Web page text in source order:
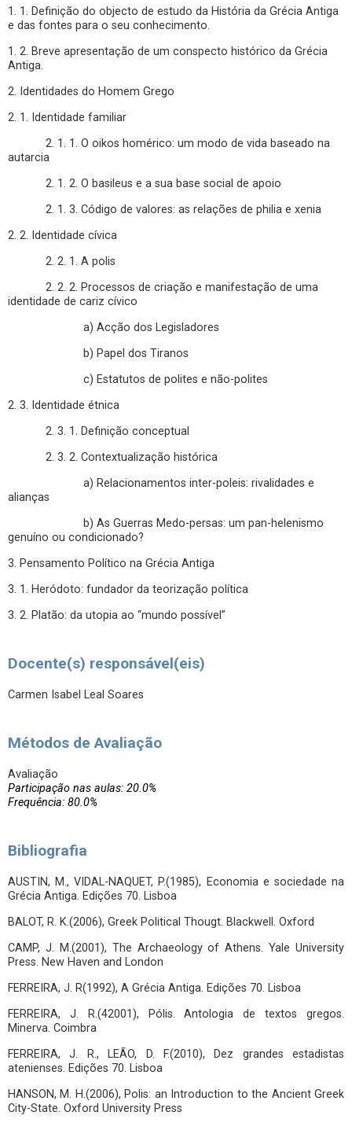
1. 1. Definição do objecto de estudo da História da Grécia Antiga
e das fontes para o seu conhecimento.
1. 2. Breve apresentação de um conspecto histórico da Grécia
Antiga.
2. Identidades do Homem Grego
2. 1. Identidade familiar
2. 1. 1. O oikos homérico: um modo de vida baseado na
autarcia
2. 1. 2. O basileus e a sua base social de apoio
2. 1. 3. Código de valores: as relações de philia e xenia
2. 2. Identidade cívica
2. 2. 1. A polis
2. 2. 2. Processos de criação e manifestação de uma
identidade de cariz cívico
a) Acção dos Legisladores
b) Papel dos Tiranos
c) Estatutos de polites e não-polites
2. 3. Identidade étnica
2. 3. 1. Definição conceptual
2. 3. 2. Contextualização histórica
a) Relacionamentos inter-poleis: rivalidades e
alianças
b) As Guerras Medo-persas: um pan-helenismo
genuíno ou condicionado?
3. Pensamento Político na Grécia Antiga
3. 1. Heródoto: fundador da teorização política
3. 2. Platão: da utopia ao “mundo possível”
Docente(s) responsável(eis)
Carmen Isabel Leal Soares
Métodos de Avaliação
Avaliação
Participação nas aulas: 20.0%
Frequência: 80.0%
Bibliografia
AUSTIN, M., VIDAL-NAQUET, P.(1985), Economia e sociedade na
Grécia Antiga. Edições 70. Lisboa
BALOT, R. K.(2006), Greek Political Thougt. Blackwell. Oxford
CAMP, J. M.(2001), The Archaeology of Athens. Yale University
Press. New Haven and London
FERREIRA, J. R(1992), A Grécia Antiga. Edições 70. Lisboa
FERREIRA, J. R.(42001), Pólis. Antologia de textos gregos.
Minerva. Coimbra
FERREIRA, J. R., LEÃO, D. F.(2010), Dez grandes estadistas
atenienses. Edições 70. Lisboa
HANSON, M. H.(2006), Polis: an Introduction to the Ancient Greek
City-State. Oxford University Press